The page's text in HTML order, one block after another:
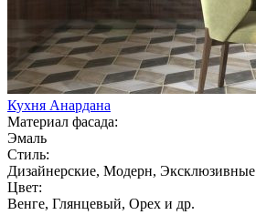
Кухня Анардана
Материал фасада:
Эмаль
Стиль:
Дизайнерские, Модерн, Эксклюзивные
Цвет:
Венге, Глянцевый, Орех и др.